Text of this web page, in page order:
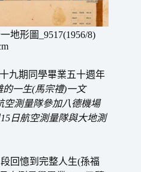
地形圖_9517(1956/8)
九期同學畢業五十週年
的一生(馬宗禮)一文
空測量隊參加八德機場
日航空測量隊與大地測
回憶到完整人生(孫福